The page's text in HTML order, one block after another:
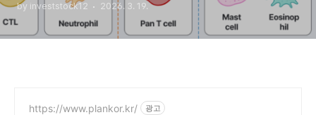
by investstock12 2026. 3. 19.
https://www.plankor.kr/ 광고